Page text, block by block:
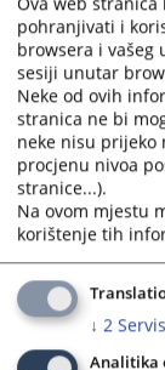
Prilikom
navesti što više
prezime, ime
pohranjivati i
browsera i vašeg
sesiji unutar
Neke od ovih
stranica ne bi
neke nisu prijeko
procjenu nivoa
stranice...).
Na ovom mjestu
korištenje tih
↓ 2
Analitika